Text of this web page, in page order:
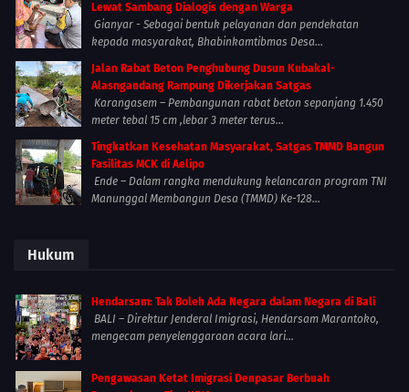
Lewat Sambang Dialogis dengan Warga
Gianyar - Sebagai bentuk pelayanan dan pendekatan
kepada masyarakat, Bhabinkamtibmas Desa...
Jalan Rabat Beton Penghubung Dusun Kubakal-
Alasngandang Rampung Dikerjakan Satgas
Karangasem – Pembangunan rabat beton sepanjang 1.450
meter tebal 15 cm ,lebar 3 meter terus...
Tingkatkan Kesehatan Masyarakat, Satgas TMMD Bangun
Fasilitas MCK di Aelipo
Ende – Dalam rangka mendukung kelancaran program TNI
Manunggal Membangun Desa (TMMD) Ke-128...
Hukum
Hendarsam: Tak Boleh Ada Negara dalam Negara di Bali
BALI – Direktur Jenderal Imigrasi, Hendarsam Marantoko,
mengecam penyelenggaraan acara lari...
Pengawasan Ketat Imigrasi Denpasar Berbuah